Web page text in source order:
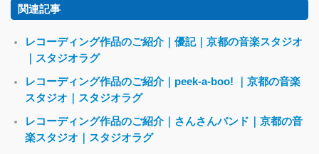
関連記事
レコーディング作品のご紹介｜優記｜京都の音楽スタジオ
｜スタジオラグ
レコーディング作品のご紹介｜peek-a-boo! ｜京都の音楽
スタジオ｜スタジオラグ
レコーディング作品のご紹介｜さんさんバンド｜京都の音
楽スタジオ｜スタジオラグ